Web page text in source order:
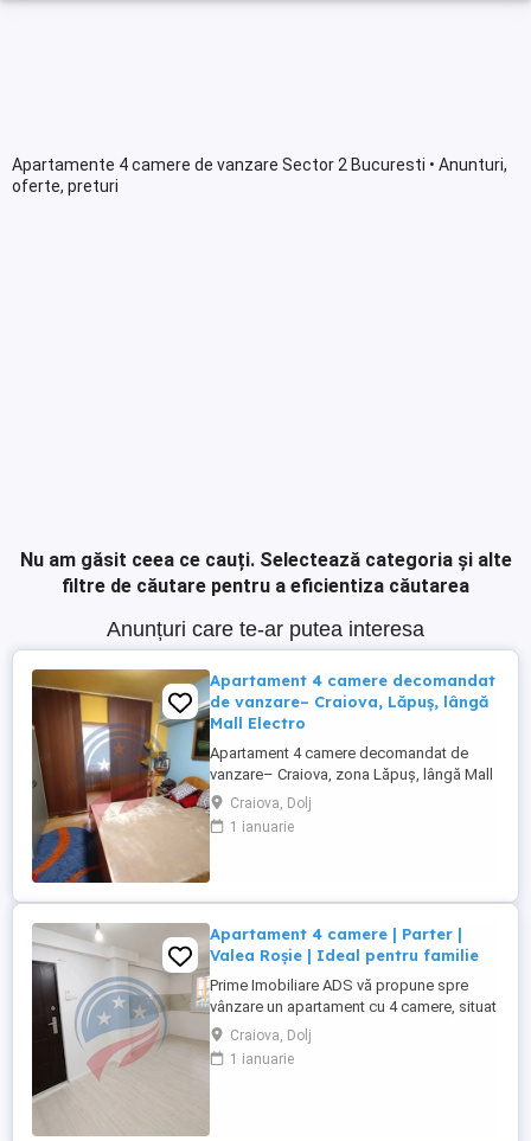
Apartamente 4 camere de vanzare Sector 2 Bucuresti • Anunturi,
oferte, preturi
Nu am găsit ceea ce cauți. Selectează categoria și alte
filtre de căutare pentru a eficientiza căutarea
Anunțuri care te-ar putea interesa
Apartament 4 camere decomandat
de vanzare– Craiova, Lăpuș, lângă
Mall Electro
Apartament 4 camere decomandat de
vanzare– Craiova, zona Lăpuș, lângă Mall
Electroputere Se oferă spre închiriere un
apartament spațios, decomandat, cu 4
camere, situat într-o zonă foarte bună din
suprafață utilă de 89 mp ...
Craiova, Dolj
1 ianuarie
Apartament 4 camere | Parter |
Valea Roșie | Ideal pentru familie
Prime Imobiliare ADS vă propune spre
vânzare un apartament cu 4 camere, situat
la parterul unui bloc cu 4 etaje, în cartierul
Valea Roșie din Craiova, într-o zonă
liniștită, foarte aproape de piață și de
Craiova, Dolj
1 ianuarie